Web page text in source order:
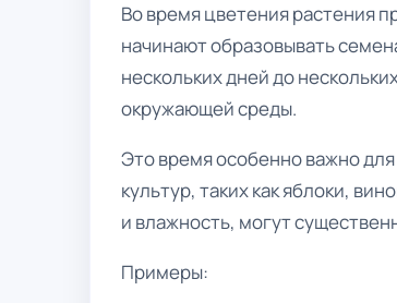
Во время цветения растения
начинают образовывать
нескольких дней до
окружающей среды.
Это время особенно важно для
культур, таких как яблоки,
и влажность, могут
Примеры: